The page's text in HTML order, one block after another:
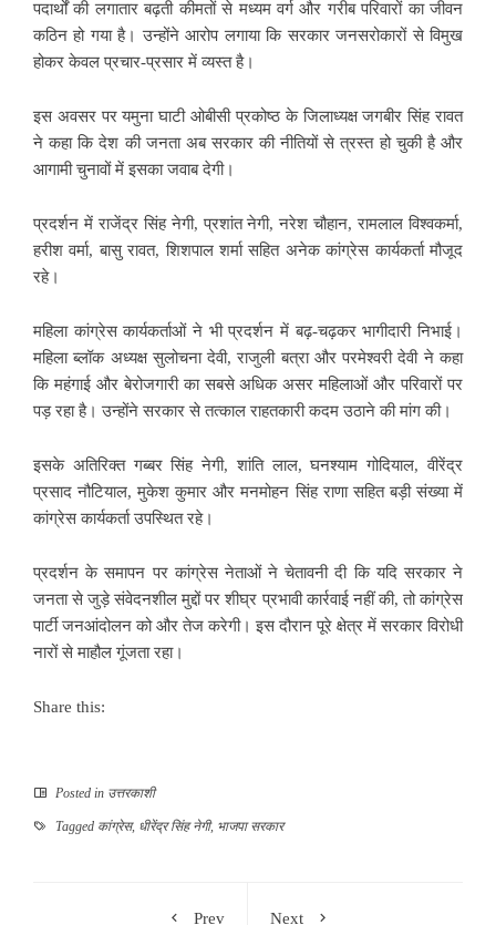
पदार्थों की लगातार बढ़ती कीमतों से मध्यम वर्ग और गरीब परिवारों का जीवन
कठिन हो गया है। उन्होंने आरोप लगाया कि सरकार जनसरोकारों से विमुख
होकर केवल प्रचार-प्रसार में व्यस्त है।
इस अवसर पर यमुना घाटी ओबीसी प्रकोष्ठ के जिलाध्यक्ष जगबीर सिंह रावत
ने कहा कि देश की जनता अब सरकार की नीतियों से त्रस्त हो चुकी है और
आगामी चुनावों में इसका जवाब देगी।
प्रदर्शन में राजेंद्र सिंह नेगी, प्रशांत नेगी, नरेश चौहान, रामलाल विश्वकर्मा,
हरीश वर्मा, बासु रावत, शिशपाल शर्मा सहित अनेक कांग्रेस कार्यकर्ता मौजूद
रहे।
महिला कांग्रेस कार्यकर्ताओं ने भी प्रदर्शन में बढ़-चढ़कर भागीदारी निभाई।
महिला ब्लॉक अध्यक्ष सुलोचना देवी, राजुली बत्रा और परमेश्वरी देवी ने कहा
कि महंगाई और बेरोजगारी का सबसे अधिक असर महिलाओं और परिवारों पर
पड़ रहा है। उन्होंने सरकार से तत्काल राहतकारी कदम उठाने की मांग की।
इसके अतिरिक्त गब्बर सिंह नेगी, शांति लाल, घनश्याम गोदियाल, वीरेंद्र
प्रसाद नौटियाल, मुकेश कुमार और मनमोहन सिंह राणा सहित बड़ी संख्या में
कांग्रेस कार्यकर्ता उपस्थित रहे।
प्रदर्शन के समापन पर कांग्रेस नेताओं ने चेतावनी दी कि यदि सरकार ने
जनता से जुड़े संवेदनशील मुद्दों पर शीघ्र प्रभावी कार्रवाई नहीं की, तो कांग्रेस
पार्टी जनआंदोलन को और तेज करेगी। इस दौरान पूरे क्षेत्र में सरकार विरोधी
नारों से माहौल गूंजता रहा।
Share this:
Posted in उत्तरकाशी
Tagged कांग्रेस, धीरेंद्र सिंह नेगी, भाजपा सरकार
Prev Next